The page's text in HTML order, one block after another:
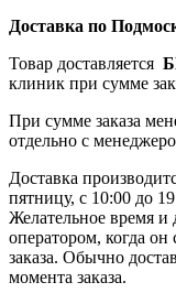
Доставка по
Товар доставляется
клиник при сумме
При сумме заказа
отдельно с
Доставка
пятницу, с 10:00 до
Желательное время и
оператором, когда
заказа. Обычно
момента заказа.